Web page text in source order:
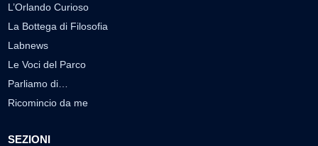
L’Orlando Curioso
La Bottega di Filosofia
Labnews
Le Voci del Parco
Parliamo di…
Ricomincio da me
SEZIONI